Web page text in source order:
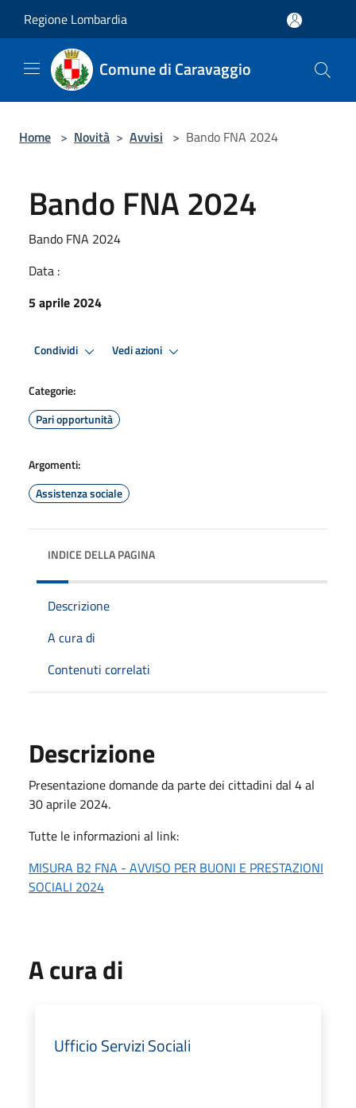
Regione Lombardia
Comune di Caravaggio
Home > Novità > Avvisi > Bando FNA 2024
Bando FNA 2024
Bando FNA 2024
Data :
5 aprile 2024
Condividi Vedi azioni
Categorie:
Pari opportunità
Argomenti:
Assistenza sociale
INDICE DELLA PAGINA
Descrizione
A cura di
Contenuti correlati
Descrizione
Presentazione domande da parte dei cittadini dal 4 al
30 aprile 2024.
Tutte le informazioni al link:
MISURA B2 FNA - AVVISO PER BUONI E PRESTAZIONI
SOCIALI 2024
A cura di
Ufficio Servizi Sociali